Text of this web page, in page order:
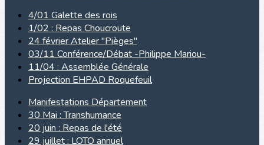
4/01 Galette des rois
1/02 : Repas Choucroute
24 février Atelier "Pièges"
03/11 Conférence/Débat -Philippe Mariou-
11/04 : Assemblée Générale
Projection EHPAD Roquefeuil
Manifestations Département
30 Mai : Transhumance
20 juin : Repas de l'été
29 juillet : LOTO annuel